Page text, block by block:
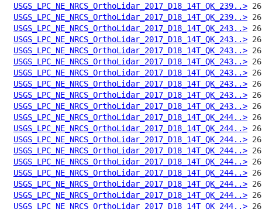
USGS_LPC_NE_NRCS_OrthoLidar_2017_D18_14T_QK_239..>
USGS_LPC_NE_NRCS_OrthoLidar_2017_D18_14T_QK_239..>
USGS_LPC_NE_NRCS_OrthoLidar_2017_D18_14T_QK_243..>
USGS_LPC_NE_NRCS_OrthoLidar_2017_D18_14T_QK_243..>
USGS_LPC_NE_NRCS_OrthoLidar_2017_D18_14T_QK_243..>
USGS_LPC_NE_NRCS_OrthoLidar_2017_D18_14T_QK_243..>
USGS_LPC_NE_NRCS_OrthoLidar_2017_D18_14T_QK_243..>
USGS_LPC_NE_NRCS_OrthoLidar_2017_D18_14T_QK_243..>
USGS_LPC_NE_NRCS_OrthoLidar_2017_D18_14T_QK_243..>
USGS_LPC_NE_NRCS_OrthoLidar_2017_D18_14T_QK_243..>
USGS_LPC_NE_NRCS_OrthoLidar_2017_D18_14T_QK_244..>
USGS_LPC_NE_NRCS_OrthoLidar_2017_D18_14T_QK_244..>
USGS_LPC_NE_NRCS_OrthoLidar_2017_D18_14T_QK_244..>
USGS_LPC_NE_NRCS_OrthoLidar_2017_D18_14T_QK_244..>
USGS_LPC_NE_NRCS_OrthoLidar_2017_D18_14T_QK_244..>
USGS_LPC_NE_NRCS_OrthoLidar_2017_D18_14T_QK_244..>
USGS_LPC_NE_NRCS_OrthoLidar_2017_D18_14T_QK_244..>
USGS_LPC_NE_NRCS_OrthoLidar_2017_D18_14T_QK_244..>
USGS_LPC_NE_NRCS_OrthoLidar_2017_D18_14T_QK_244..>